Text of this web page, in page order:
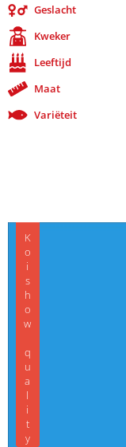
Geslacht
Kweker
Leeftijd
Maat
Variëteit
Koishow quality